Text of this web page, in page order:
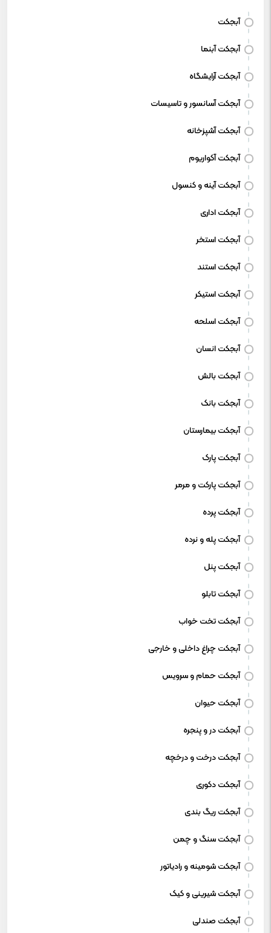
آبجکت
آبجکت آبنما
آبجکت آرایشگاه
آبجکت آسانسور و تاسیسات
آبجکت آشپزخانه
آبجکت آکواریوم
آبجکت آینه و کنسول
آبجکت اداری
آبجکت استخر
آبجکت استند
آبجکت استیکر
آبجکت اسلحه
آبجکت انسان
آبجکت بالش
آبجکت بانک
آبجکت بیمارستان
آبجکت پارک
آبجکت پارکت و مرمر
آبجکت پرده
آبجکت پله و نرده
آبجکت پنل
آبجکت تابلو
آبجکت تخت خواب
آبجکت چراغ داخلی و خارجی
آبجکت حمام و سرویس
آبجکت حیوان
آبجکت در و پنجره
آبجکت درخت و درخچه
آبجکت دکوری
آبجکت ریگ بندی
آبجکت سنگ و چمن
آبجکت شومینه و رادیاتور
آبجکت شیرینی و کیک
آبجکت صندلی